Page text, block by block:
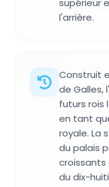
supérieur
l'arrière.
Construit
de Galles,
futurs rois
en tant
royale. La
du palais
croissants
du dix-